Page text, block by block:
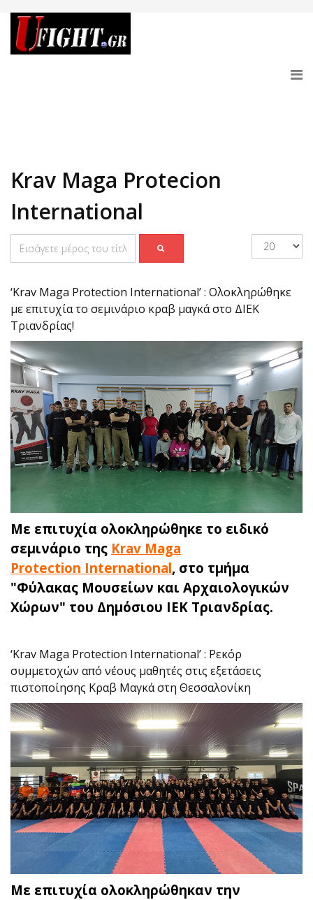
Krav Maga Protecion
International
‘Krav Maga Protection International’ : Ολοκληρώθηκε
με επιτυχία το σεμινάριο κραβ μαγκά στο ΔΙΕΚ
Τριανδρίας!
Με επιτυχία ολοκληρώθηκε το ειδικό
σεμινάριο της Krav Maga
Protection International, στο τμήμα
"Φύλακας Μουσείων και Αρχαιολογικών
Χώρων" του Δημόσιου ΙΕΚ Τριανδρίας.
‘Krav Maga Protection International’ : Ρεκόρ
συμμετοχών από νέους μαθητές στις εξετάσεις
πιστοποίησης Κραβ Μαγκά στη Θεσσαλονίκη
Με επιτυχία ολοκληρώθηκαν την